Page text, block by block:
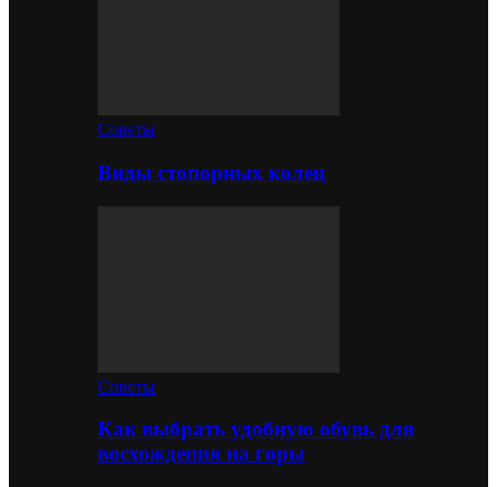
Советы
Виды стопорных колец
Советы
Как выбрать удобную обувь для
восхождения на горы